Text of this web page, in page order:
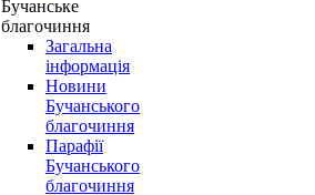
Бучанське
благочиння
Загальна
інформація
Новини
Бучанського
благочиння
Парафії
Бучанського
благочиння